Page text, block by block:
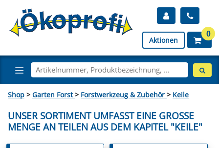
Aktionen
0
Shop > Garten Forst> Forstwerkzeug & Zubehör > Keile
UNSER SORTIMENT UMFASST EINE GROSSE M
ENGE AN TEILEN AUS DEM KAPITEL "KEILE"